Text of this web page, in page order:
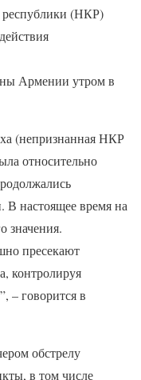
республики (НКР)
Армении утром в
(непризнанная НКР
относительно
В настоящее время на
значения.
пресекают
контролируя
– говорится в
обстрелу
в том числе